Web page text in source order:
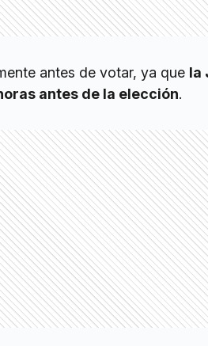
antes de votar, ya que la
antes de la elección.